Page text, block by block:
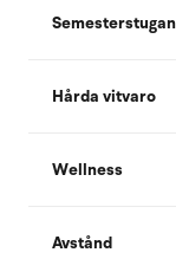
Semesterstugan
Hårda vitvaro
Wellness
Avstånd